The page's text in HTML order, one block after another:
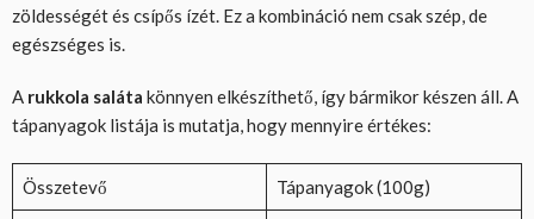
zöldességét és csípős ízét. Ez a kombináció nem csak szép, de
egészséges is.
A rukkola saláta könnyen elkészíthető, így bármikor készen áll. A
tápanyagok listája is mutatja, hogy mennyire értékes:
Összetevő Tápanyagok (100g)